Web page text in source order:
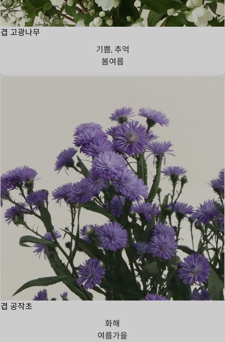
겹 고광나무
기쁨, 추억
봄여름
겹 공작초
화해
여름가을